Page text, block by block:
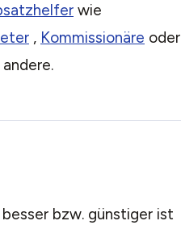
wie
, Kommissionäre oder
bzw. günstiger ist